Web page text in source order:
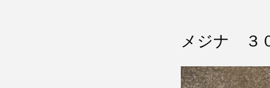
メジナ ３